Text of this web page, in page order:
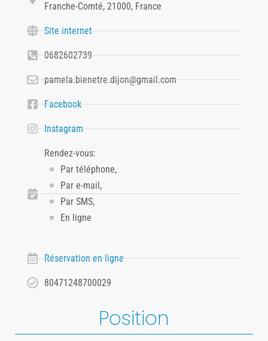
Franche-Comté, 21000, France
Site internet
0682602739
pamela.bienetre.dijon@gmail.com
Facebook
Instagram
Rendez-vous:
Par téléphone,
Par e-mail,
Par SMS,
En ligne
Réservation en ligne
80471248700029
Position